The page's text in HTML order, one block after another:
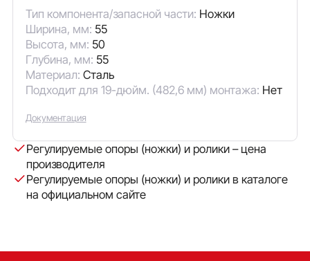
Тип компонента/запасной части: Ножки
Ширина, мм: 55
Высота, мм: 50
Глубина, мм: 55
Материал: Сталь
Подходит для 19-дюйм. (482,6 мм) монтажа: Нет
Документация
Регулируемые опоры (ножки) и ролики – цена
производителя
Регулируемые опоры (ножки) и ролики в каталоге
на официальном сайте